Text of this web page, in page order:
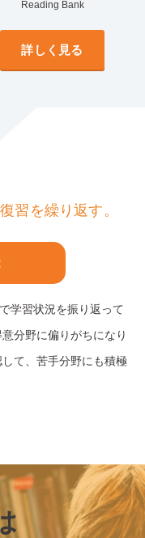
Reading Bank
詳しく見る
習を繰り返す。
学習状況を振り返って
分野に偏りがちになり
て、苦手分野にも積極